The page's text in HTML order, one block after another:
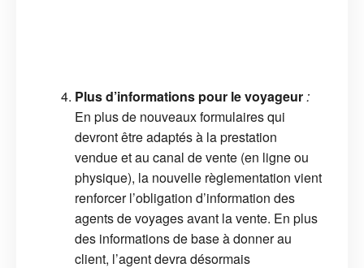
Plus d’informations pour le voyageur:
En plus de nouveaux formulaires qui
devront être adaptés à la prestation
vendue et au canal de vente (en ligne ou
physique), la nouvelle règlementation vient
renforcer l’obligation d’information des
agents de voyages avant la vente. En plus
des informations de base à donner au
client, l’agent devra désormais